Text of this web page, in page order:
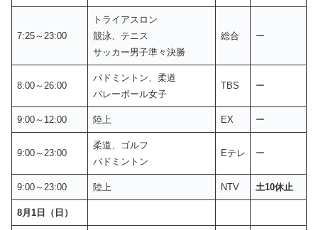
7:25～23:00
トライアスロン
競泳、テニス
サッカー男子準々決勝
総合 ー
8:00～26:00
バドミントン、柔道
バレーボール女子
TBS ー
9:00～12:00 陸上 EX ー
9:00～23:00
柔道、ゴルフ
バドミントン
Eテレ ー
9:00～23:00 陸上 NTV 土10休止
8月1日（日）